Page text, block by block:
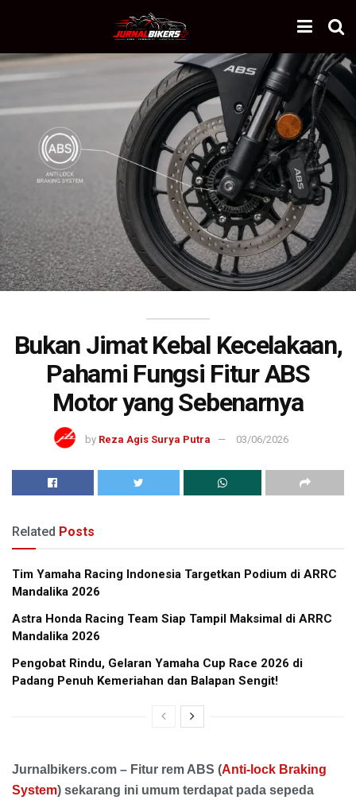
Bukan Jimat Kebal Kecelakaan,
Pahami Fungsi Fitur ABS
Motor yang Sebenarnya
by Reza Agis Surya Putra 03/06/2026
Related Posts
Tim Yamaha Racing Indonesia Targetkan Podium di ARRC
Mandalika 2026
Astra Honda Racing Team Siap Tampil Maksimal di ARRC
Mandalika 2026
Pengobat Rindu, Gelaran Yamaha Cup Race 2026 di
Padang Penuh Kemeriahan dan Balapan Sengit!
Jurnalbikers.com – Fitur rem ABS (Anti-lock Braking
System) sekarang ini umum terdapat pada sepeda